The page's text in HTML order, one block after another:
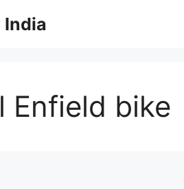
Enfield bike